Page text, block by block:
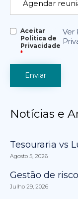
Aceitar
Politica de
Privacidade
*
Ver
Notícias e
Tesouraria vs
Agosto 5, 2026
Gestão de
Julho 29, 2026